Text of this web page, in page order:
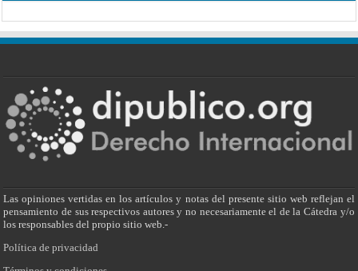
Las opiniones vertidas en los artículos y notas del presente sitio web reflejan el
pensamiento de sus respectivos autores y no necesariamente el de la Cátedra y/o
los responsables del propio sitio web.-
Política de privacidad